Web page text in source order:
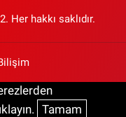
Her hakkı saklıdır.
Tamam